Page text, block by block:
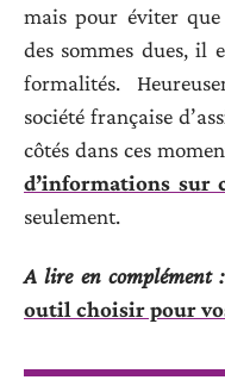
mais pour éviter
des sommes dues, il
formalités.
société française
côtés dans ces
d’informations sur
seulement.
A lire en complément :
outil choisir pour